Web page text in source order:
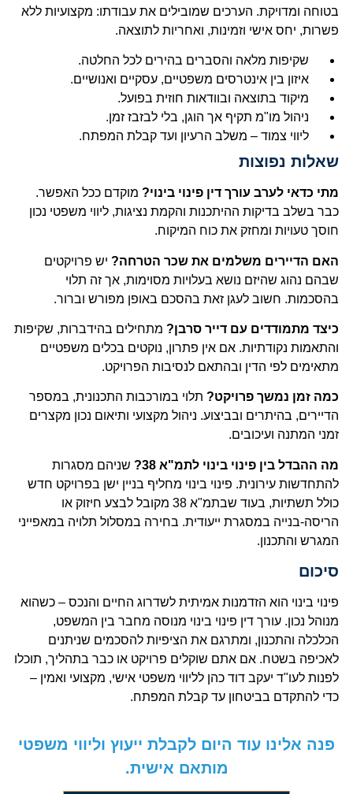
בטוחה ומדויקת. הערכים שמובילים את עבודתו: מקצועיות ללא
פשרות, יחס אישי וזמינות, ואחריות לתוצאה.
שקיפות מלאה והסברים בהירים לכל החלטה.
איזון בין אינטרסים משפטיים, עסקיים ואנושיים.
מיקוד בתוצאה ובוודאות חוזית בפועל.
ניהול מו"מ תקיף אך הוגן, בלי לבזבז זמן.
ליווי צמוד – משלב הרעיון ועד קבלת המפתח.
שאלות נפוצות
מתי כדאי לערב עורך דין פינוי בינוי?מוקדם ככל האפשר.
כבר בשלב בדיקות ההיתכנות והקמת נציגות, ליווי משפטי נכון
חוסך טעויות ומחזק את כוח המיקוח.
האם הדיירים משלמים את שכר הטרחה?יש פרויקטים
שבהם נהוג שהיזם נושא בעלויות מסוימות, אך זה תלוי
בהסכמות. חשוב לעגן זאת בהסכם באופן מפורש וברור.
כיצד מתמודדים עם דייר סרבן?מתחילים בהידברות, שקיפות
והתאמות נקודתיות. אם אין פתרון, נוקטים בכלים משפטיים
מתאימים לפי הדין ובהתאם לנסיבות הפרויקט.
כמה זמן נמשך פרויקט?תלוי במורכבות התכנונית, במספר
הדיירים, בהיתרים ובביצוע. ניהול מקצועי ותיאום נכון מקצרים
זמני המתנה ועיכובים.
מה ההבדל בין פינוי בינוי לתמ"א 38?
שניהם מסגרות
להתחדשות עירונית. פינוי בינוי מחליף בניין ישן בפרויקט חדש
כולל תשתיות, בעוד שבתמ"א 38 מקובל לבצע חיזוק או
הריסה-בנייה במסגרת ייעודית. בחירה במסלול תלויה במאפייני
המגרש והתכנון.
סיכום
פינוי בינוי הוא הזדמנות אמיתית לשדרוג החיים והנכס – כשהוא
מנוהל נכון. עורך דין פינוי בינוי מנוסה מחבר בין המשפט,
הכלכלה והתכנון, ומתרגם את הציפיות להסכמים שניתנים
לאכיפה בשטח. אם אתם שוקלים פרויקט או כבר בתהליך, תוכלו
לפנות לעו"ד יעקב דוד כהן לליווי משפטי אישי, מקצועי ואמין –
כדי להתקדם בביטחון עד קבלת המפתח.
פנה אלינו עוד היום לקבלת ייעוץ וליווי משפטי
מותאם אישית.